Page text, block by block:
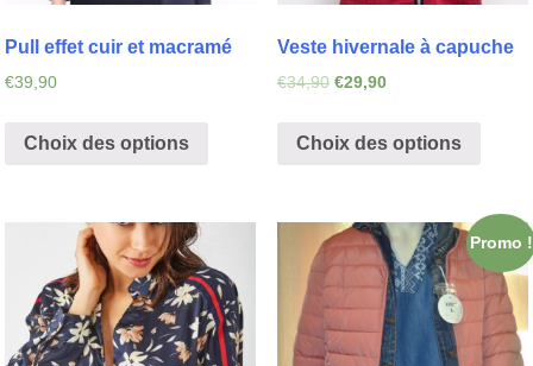
Pull effet cuir et macramé
€39,90
Choix des options
Veste hivernale à capuche
€34,90 €29,90
Choix des options
Promo !